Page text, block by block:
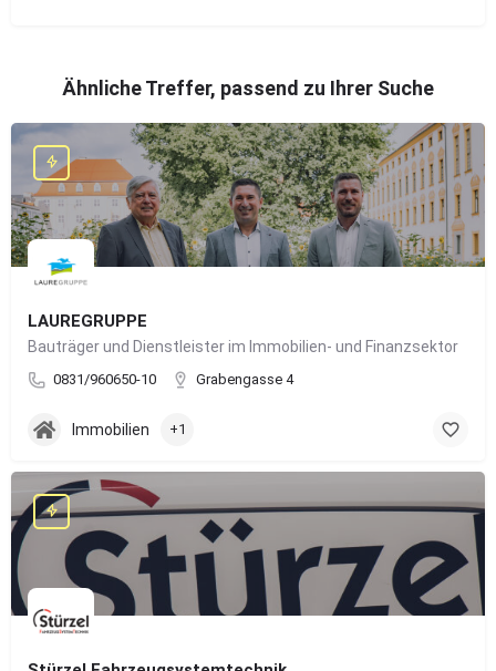
Ähnliche Treffer, passend zu Ihrer Suche
LAUREGRUPPE
Bauträger und Dienstleister im Immobilien- und Finanzsektor
0831/960650-10 Grabengasse 4
Immobilien +1